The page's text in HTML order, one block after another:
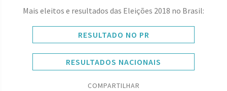
Mais eleitos e resultados das Eleições 2018 no Brasil:
RESULTADO NO PR
RESULTADOS NACIONAIS
COMPARTILHAR